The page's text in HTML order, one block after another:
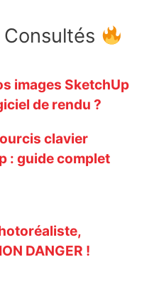
images SketchUp
de rendu ?
clavier
: guide complet
DANGER !